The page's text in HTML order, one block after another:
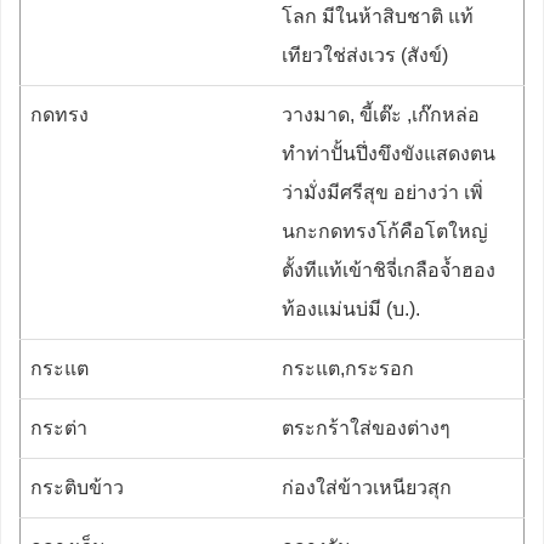
โลก มีในห้าสิบชาติ แท้
เทียวใช่ส่งเวร (สังข์)
กดทรง
วางมาด, ขี้เต๊ะ ,เก๊กหล่อ
ทำท่าปั้นปึ่งขึงขังแสดงตน
ว่ามั่งมีศรีสุข อย่างว่า เพิ่
นกะกดทรงโก้คือโตใหญ่
ตั้งทีแท้เข้าชิจี่เกลือจ้ำฮอง
ท้องแม่นบ่มี (บ.).
กระแต กระแต,กระรอก
กระต่า ตระกร้าใส่ของต่างๆ
กระติบข้าว ก่องใส่ข้าวเหนียวสุก